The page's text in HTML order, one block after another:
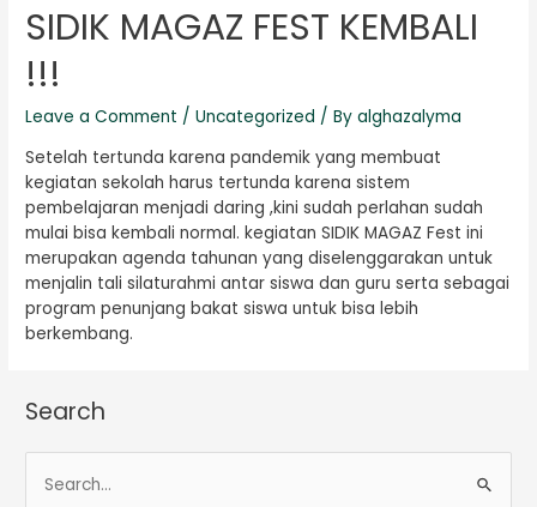
SIDIK MAGAZ FEST KEMBALI
!!!
Leave a Comment /Uncategorized / Byalghazalyma
Setelah tertunda karena pandemik yang membuat
kegiatan sekolah harus tertunda karena sistem
pembelajaran menjadi daring ,kini sudah perlahan sudah
mulai bisa kembali normal. kegiatan SIDIK MAGAZ Fest ini
merupakan agenda tahunan yang diselenggarakan untuk
menjalin tali silaturahmi antar siswa dan guru serta sebagai
program penunjang bakat siswa untuk bisa lebih
berkembang.
Search